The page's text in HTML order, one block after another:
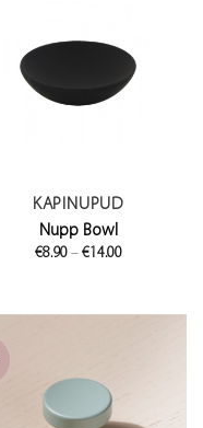
KAPINUPUD
Nupp Bowl
€8.90 – €14.00Price